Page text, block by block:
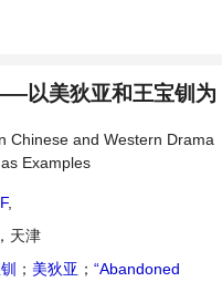
以美狄亚和王宝钏为
Chinese and Western Drama
Examples
,
天津
； 美狄亚 ； “Abandoned